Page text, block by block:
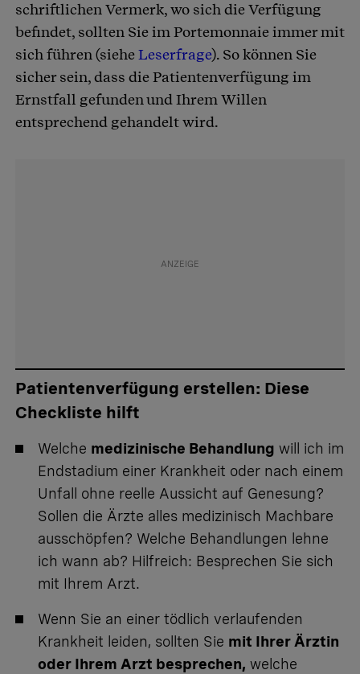
schriftlichen Vermerk, wo sich die Verfügung
befindet, sollten Sie im Portemonnaie immer mit
sich führen (sieheLeserfrage). So können Sie
sicher sein, dass die Patientenverfügung im
Ernstfall gefunden und Ihrem Willen
entsprechend gehandelt wird.
Patientenverfügung erstellen: Diese
Checkliste hilft
Welche medizinische Behandlung will ich im
Endstadium einer Krankheit oder nach einem
Unfall ohne reelle Aussicht auf Genesung?
Sollen die Ärzte alles medizinisch Machbare
ausschöpfen? Welche Behandlungen lehne
ich wann ab? Hilfreich: Besprechen Sie sich
mit Ihrem Arzt.
Wenn Sie an einer tödlich verlaufenden
Krankheit leiden, sollten Sie mit Ihrer Ärztin
oder Ihrem Arzt besprechen, welche